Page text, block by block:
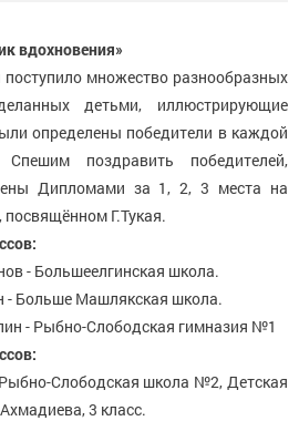
вдохновения»
множество разнообразных
детьми, иллюстрирующие
определены победители в каждой
Спешим поздравить победителей,
Дипломами за 1, 2, 3 места на
Г.Тукая.
- Большеелгинская школа.
- Больше Машлякская школа.
- Рыбно-Слободская гимназия №1
Слободская школа №2, Детская
3 класс.